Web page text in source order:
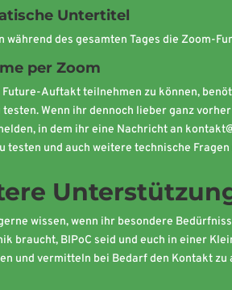
Untertitel
während des gesamten Tages die Zoom-
per Zoom
Future-Auftakt teilnehmen zu können,
testen. Wenn ihr dennoch lieber ganz
in dem ihr eine Nachricht an
testen und auch weitere technische
wissen, wenn ihr besondere
braucht, BIPoC seid und euch in einer
und vermitteln bei Bedarf den Kontakt zu